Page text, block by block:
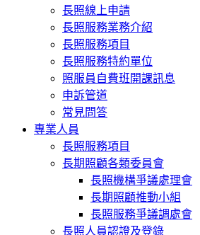
長照線上申請
長照服務業務介紹
長照服務項目
長照服務特約單位
照服員自費班開課訊息
申訴管道
常見問答
專業人員
長照服務項目
長期照顧各類委員會
長照機構爭議處理會
長期照顧推動小組
長照服務爭議調處會
長照人員認證及登錄